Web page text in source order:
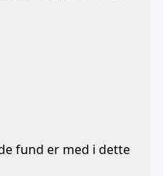
fund er med i dette